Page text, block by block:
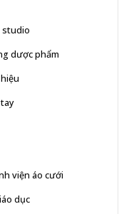
studio
dược phẩm
viện áo cưới
dục